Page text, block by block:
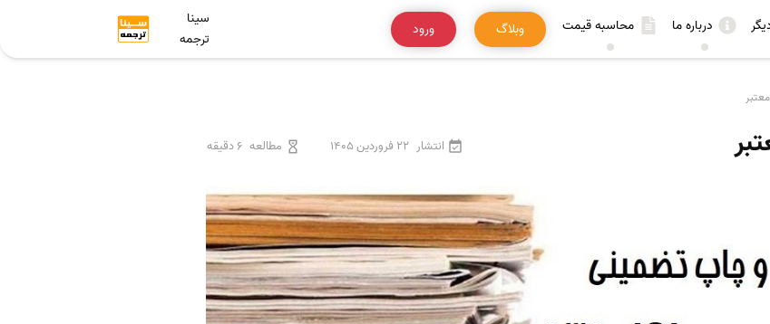
درباره ما محاسبه قیمت وبلاگ ورود
سینا
ترجمه
انتشار 22 فروردین 1405 مطالعه 6 دقیقه